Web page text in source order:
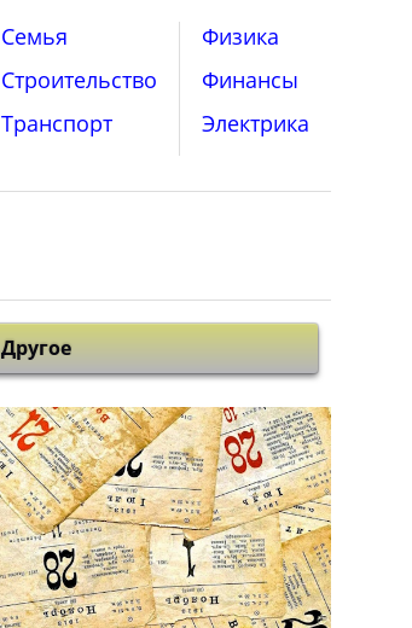
Семья
Строительство
Транспорт
Физика
Финансы
Электрика
Другое